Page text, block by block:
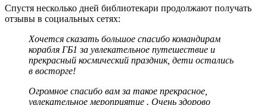
Спустя несколько дней библиотекари продолжают получать
отзывы в социальных сетях:
Хочется сказать большое спасибо командирам
корабля ГБ1 за увлекательное путешествие и
прекрасный космический праздник, дети остались
в восторге!
Огромное спасибо вам за такое прекрасное,
увлекательное мероприятие . Очень здорово